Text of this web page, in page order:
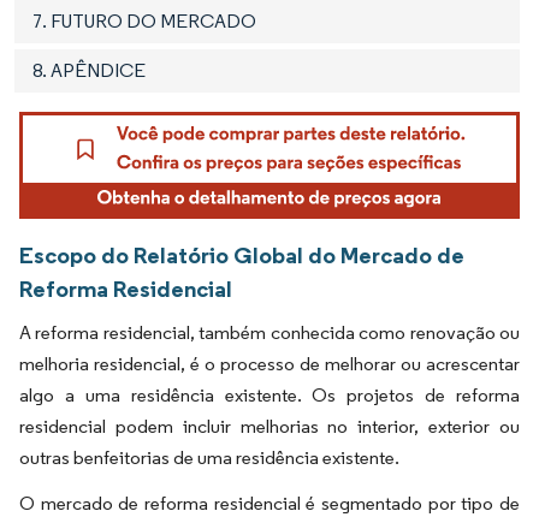
7. FUTURO DO MERCADO
8. APÊNDICE
Escopo do Relatório Global do Mercado de
Reforma Residencial
A reforma residencial, também conhecida como renovação ou
melhoria residencial, é o processo de melhorar ou acrescentar
algo a uma residência existente. Os projetos de reforma
residencial podem incluir melhorias no interior, exterior ou
outras benfeitorias de uma residência existente.
O mercado de reforma residencial é segmentado por tipo de